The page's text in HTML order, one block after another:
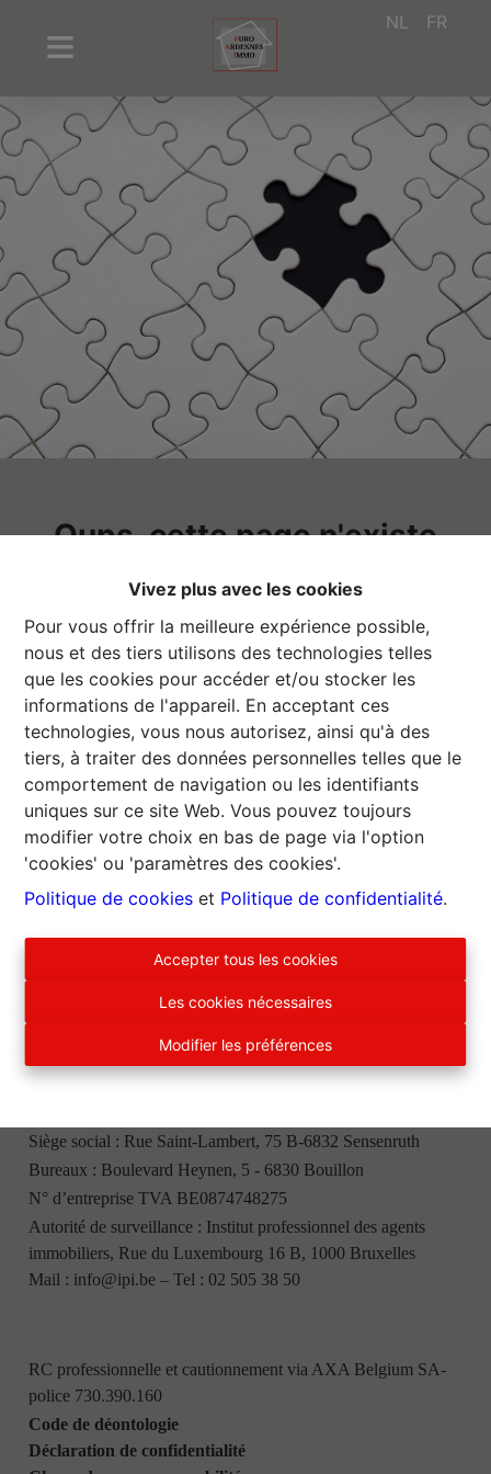
Vivez plus avec les cookies
Pour vous offrir la meilleure expérience possible,
nous et des tiers utilisons des technologies telles
que les cookies pour accéder et/ou stocker les
informations de l'appareil. En acceptant ces
technologies, vous nous autorisez, ainsi qu'à des
tiers, à traiter des données personnelles telles que le
comportement de navigation ou les identifiants
uniques sur ce site Web. Vous pouvez toujours
modifier votre choix en bas de page via l'option
'cookies' ou 'paramètres des cookies'.
Politique de cookies et Politique de confidentialité.
Accepter tous les cookies
Les cookies nécessaires
Modifier les préférences
NL FR
Oups, cette page n'existe
À Vendre À Louer
EURO ARDENNES IMMO srl
Siège social : Rue Saint-Lambert, 75 B-6832 Sensenruth
Bureaux : Boulevard Heynen, 5 - 6830 Bouillon
N° d’entreprise TVA BE0874748275
Autorité de surveillance : Institut professionnel des agents
immobiliers, Rue du Luxembourg 16 B, 1000 Bruxelles
Mail : info@ipi.be – Tel : 02 505 38 50
RC professionnelle et cautionnement via AXA Belgium SA-
police 730.390.160
Code de déontologie
Déclaration de confidentialité